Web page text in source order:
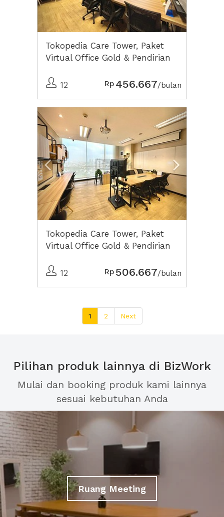
Tokopedia Care Tower, Paket
Virtual Office Gold & Pendirian
12
Rp 456.667/bulan
Previous Next2
Tokopedia Care Tower, Paket
Virtual Office Gold & Pendirian
12
Rp 506.667/bulan
1 2 Next
Pilihan produk lainnya di BizWork
Mulai dan booking produk kami lainnya
sesuai kebutuhan Anda
Ruang Meeting